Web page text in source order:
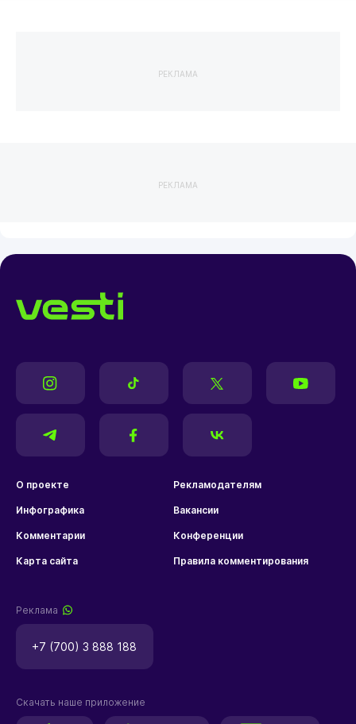
РЕКЛАМА
РЕКЛАМА
О проекте Рекламодателям
Инфографика Вакансии
Комментарии Конференции
Карта сайта Правила комментирования
Реклама
+7 (700) 3 888 188
Скачать наше приложение